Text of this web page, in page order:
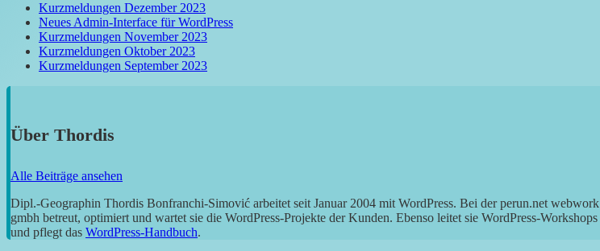
Kurzmeldungen Dezember 2023
Neues Admin-Interface für WordPress
Kurzmeldungen November 2023
Kurzmeldungen Oktober 2023
Kurzmeldungen September 2023
Über Thordis
Alle Beiträge ansehen
Dipl.-Geographin Thordis Bonfranchi-Simović arbeitet seit Januar 2004 mit WordPress. Bei der perun.net webwork
gmbh betreut, optimiert und wartet sie die WordPress-Projekte der Kunden. Ebenso leitet sie WordPress-Workshops
und pflegt das WordPress-Handbuch.